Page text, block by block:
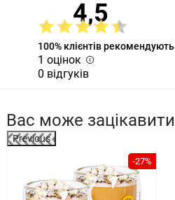
4,5
100% клієнтів рекомендують
1 оцінок
0 відгуків
Вас може зацікавити
Previous
-27%